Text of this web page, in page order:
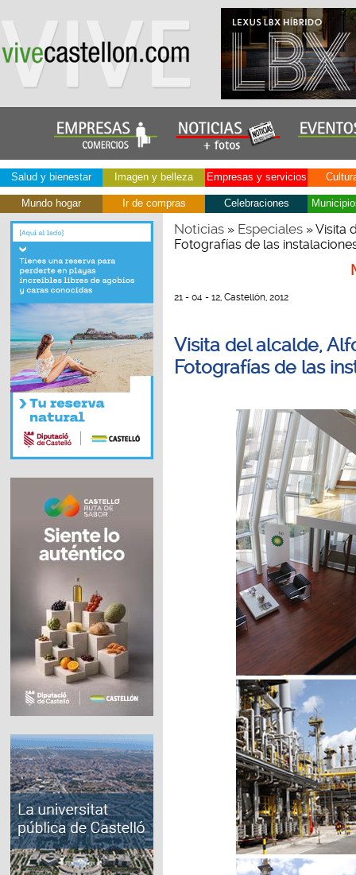
Salud y bienestar Imagen y belleza Empresas y servicios
Mundo hogar Ir de compras Celebraciones
Noticias» Especiales» Visita
Fotografías de las
21 - 04 - 12, Castellón, 2012
Visita del alcalde,
Fotografías de las